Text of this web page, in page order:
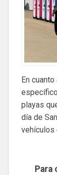
En
playas
día de
vehículos